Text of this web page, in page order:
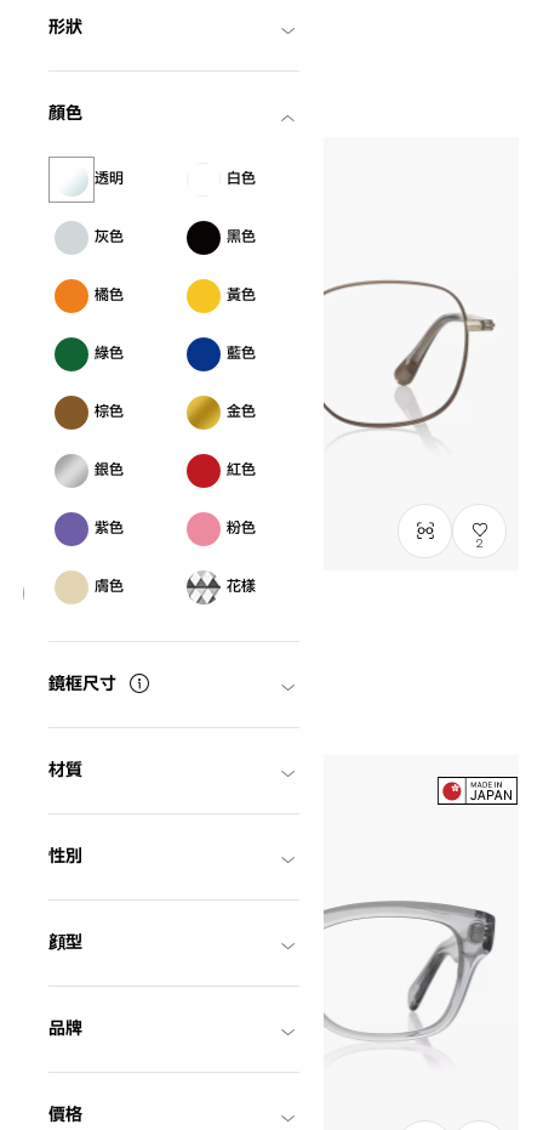
形狀
顏色
透明 白色
灰色 黑色
橘色 黃色
綠色 藍色
棕色 金色
銀色 紅色
紫色 粉色
膚色 花樣
鏡框尺寸
材質
性別
顔型
品牌
價格
GB2049M-6S
2
NT$3,790